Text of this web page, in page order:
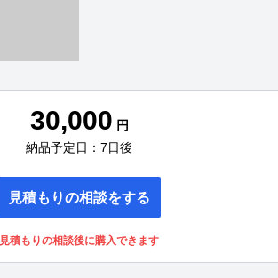
30,000 円
納品予定日：7日後
見積もりの相談をする
見積もりの相談後に購入できます